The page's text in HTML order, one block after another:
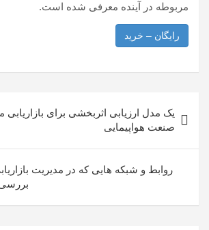
مربوطه در آینده معرفی شده است.
رایگان – خرید
نوشته
یک مدل ارزیابی اثربخشی برای بازاریابی
صنعت هواپیمایی
روابط و شبکه هایی که در مدیریت
بررسی